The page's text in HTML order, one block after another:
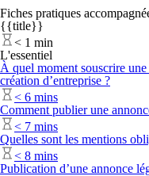
Fiches pratiques
{{title}}
< 1 min
L'essentiel
À quel moment souscrire
création d’entreprise ?
< 6 mins
Comment publier une
< 7 mins
Quelles sont les mentions
< 8 mins
Publication d’une annonce